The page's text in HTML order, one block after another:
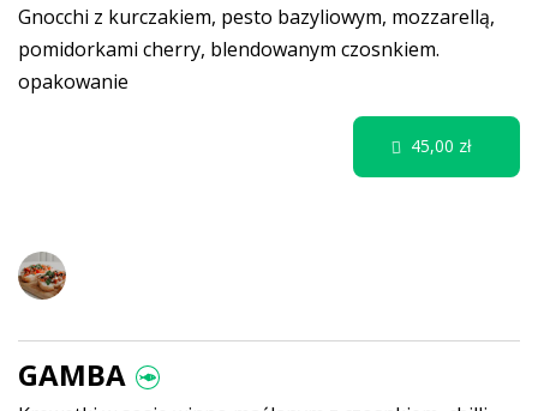
Gnocchi z kurczakiem, pesto bazyliowym, mozzarellą,
pomidorkami cherry, blendowanym czosnkiem.
opakowanie
GAMBA